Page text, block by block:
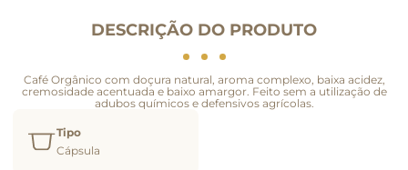
DESCRIÇÃO DO PRODUTO
Café Orgânico com doçura natural, aroma complexo, baixa acidez,
cremosidade acentuada e baixo amargor. Feito sem a utilização de
adubos químicos e defensivos agrícolas.
Tipo
Cápsula